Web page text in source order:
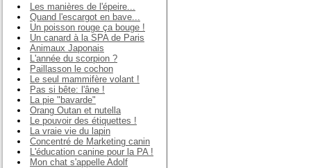
Les manières de l'épeire...
Quand l'escargot en bave...
Un poisson rouge ça bouge !
Un canard à la SPA de Paris
Animaux Japonais
L'année du scorpion ?
Paillasson le cochon
Le seul mammifère volant !
Pas si bête: l'âne !
La pie "bavarde"
Orang Outan et nutella
Le pouvoir des étiquettes !
La vraie vie du lapin
Concentré de Marketing canin
L'éducation canine pour la PA !
Mon chat s'appelle Adolf